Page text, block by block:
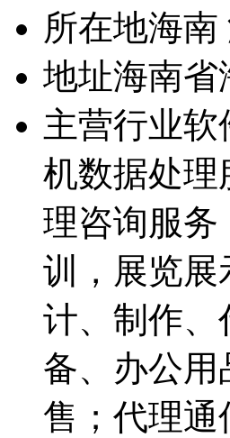
所在地海南
地址海南省
主营行业软
机数据处理
理咨询服务
训，展览展
计、制作、
备、办公
售；代理通